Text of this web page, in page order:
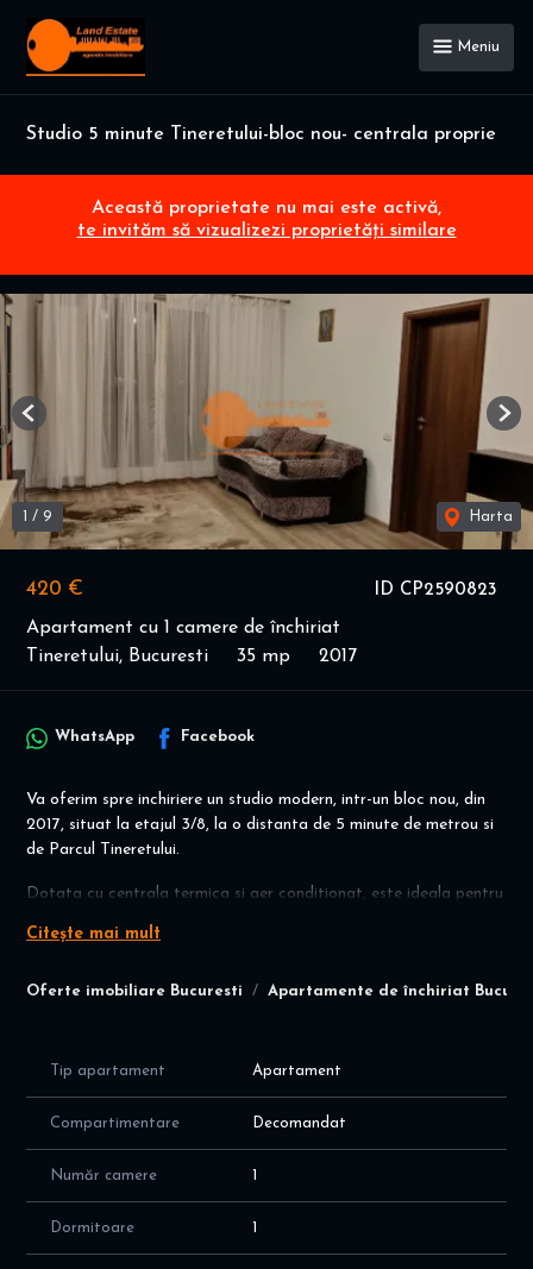
Meniu
Studio 5 minute Tineretului-bloc nou- centrala proprie
Această proprietate nu mai este activă,
te invităm să vizualizezi proprietăți similare
ID CP2590823
420 €
Apartament cu 1 camere de închiriat
Tineretului, Bucuresti
35 mp 2017
/ 9 Harta
Previous
Oferte imobiliare Bucuresti Apartamente de închiriat
WhatsApp Facebook
Va oferim spre inchiriere un studio modern, intr-un bloc nou, din
2017, situat la etajul 3/8, la o distanta de 5 minute de metrou si
de Parcul Tineretului.
Dotata cu centrala termica si aer conditionat, este ideala pentru
Citește mai mult
Tip apartament Apartament
Compartimentare Decomandat
Număr camere 1
Dormitoare 1